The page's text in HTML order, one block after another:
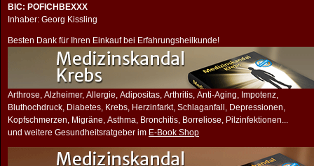
BIC: POFICHBEXXX
Inhaber: Georg Kissling
Besten Dank für Ihren Einkauf bei Erfahrungsheilkunde!
Arthrose, Alzheimer, Allergie, Adipositas, Arthritis, Anti-Aging, Impotenz,
Bluthochdruck, Diabetes, Krebs, Herzinfarkt, Schlaganfall, Depressionen,
Kopfschmerzen, Migräne, Asthma, Bronchitis, Borreliose, Pilzinfektionen...
und weitere Gesundheitsratgeber im E-Book Shop